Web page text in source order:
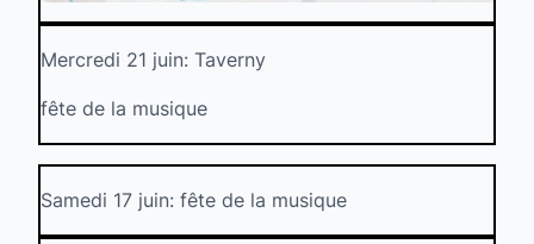
Mercredi 21 juin: Taverny
fête de la musique
Samedi 17 juin: fête de la musique